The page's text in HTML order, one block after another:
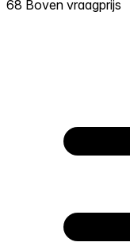
68 Boven vraagprijs